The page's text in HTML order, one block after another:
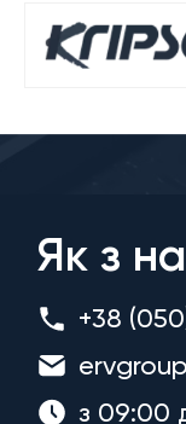
Як з
+38
з 09:00